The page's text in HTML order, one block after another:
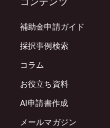
補助金申請ガイド
採択事例検索
コラム
お役立ち資料
AI申請書作成
メールマガジン